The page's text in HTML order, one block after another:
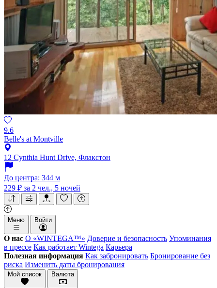
9.6
Belle's at Montville
12 Cynthia Hunt Drive, Флакстон
До центра: 344 м
229 ₽ за 2 чел., 5 ночей
Меню Войти
О нас О «WINTEGA™» Доверие и безопасность Упоминания
в прессе Как работает Wintega Карьера
Полезная информация Как забронировать Бронирование без
риска Изменить даты бронирования
Мой список Валюта